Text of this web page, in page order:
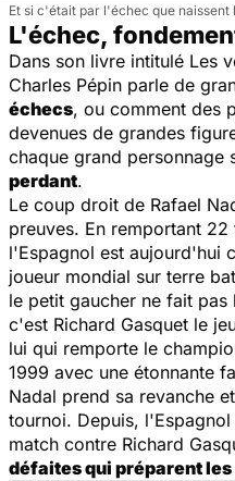
Et si c'était par l'échec que naissent
L'échec,
Dans son livre intitulé Les
Charles Pépin parle de
échecs, ou comment des
devenues de grandes
chaque grand personnage
perdant.
Le coup droit de Rafael
preuves. En remportant
l'Espagnol est aujourd'hui
joueur mondial sur terre
le petit gaucher ne fait
c'est Richard Gasquet le
lui qui remporte le
1999 avec une étonnante
Nadal prend sa revanche
tournoi. Depuis,
match contre Richard
défaites qui préparent les